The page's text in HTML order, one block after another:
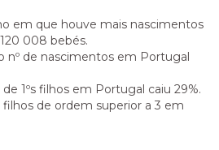
em que houve mais nascimentos
008 bebés.
nº de nascimentos em Portugal
1ºs filhos em Portugal caiu 29%.
de ordem superior a 3 em